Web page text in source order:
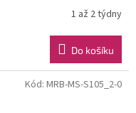
1 až 2 týdny
Do košíku
Kód: MRB-MS-S105_2-0